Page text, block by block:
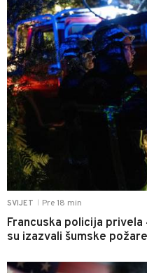
SVIJET Pre 18 min
Francuska policija
su izazvali šumske požare